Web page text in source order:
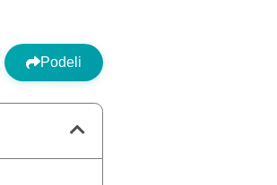
Podeli